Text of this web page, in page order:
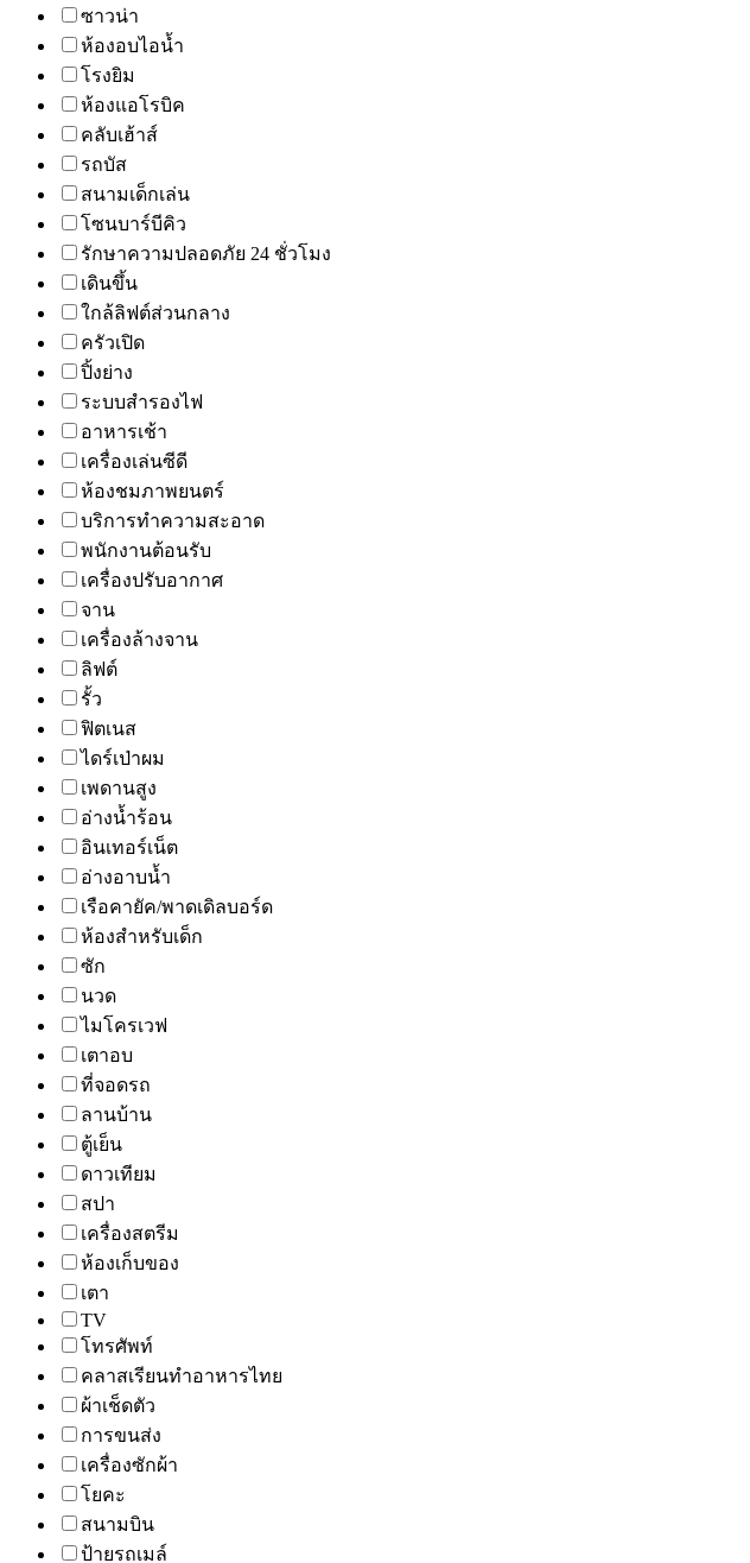
ซาวน่า
ห้องอบไอน้ำ
โรงยิม
ห้องแอโรบิค
คลับเฮ้าส์
รถบัส
สนามเด็กเล่น
โซนบาร์บีคิว
รักษาความปลอดภัย 24 ชั่วโมง
เดินขึ้น
ใกล้ลิฟต์ส่วนกลาง
ครัวเปิด
ปิ้งย่าง
ระบบสำรองไฟ
อาหารเช้า
เครื่องเล่นซีดี
ห้องชมภาพยนตร์
บริการทำความสะอาด
พนักงานต้อนรับ
เครื่องปรับอากาศ
จาน
เครื่องล้างจาน
ลิฟต์
รั้ว
ฟิตเนส
ไดร์เป่าผม
เพดานสูง
อ่างน้ำร้อน
อินเทอร์เน็ต
อ่างอาบน้ำ
เรือคายัค/พาดเดิลบอร์ด
ห้องสำหรับเด็ก
ซัก
นวด
ไมโครเวฟ
เตาอบ
ที่จอดรถ
ลานบ้าน
ตู้เย็น
ดาวเทียม
สปา
เครื่องสตรีม
ห้องเก็บของ
เตา
TV
โทรศัพท์
คลาสเรียนทำอาหารไทย
ผ้าเช็ดตัว
การขนส่ง
เครื่องซักผ้า
โยคะ
สนามบิน
ป้ายรถเมล์